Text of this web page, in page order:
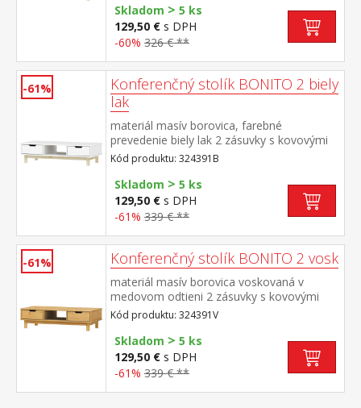
Skladom > 5 ks
129,50 € s DPH
-60% 326 € **
-61%
Konferenčný stolík BONITO 2 biely
lak
materiál masív borovica, farebné
prevedenie biely lak 2 zásuvky s kovovými
pojazdmi
Kód produktu: 324391B
Skladom > 5 ks
129,50 € s DPH
-61% 339 € **
-61% Konferenčný stolík BONITO 2 vosk
materiál masív borovica voskovaná v
medovom odtieni 2 zásuvky s kovovými
pojazdmi
Kód produktu: 324391V
Skladom > 5 ks
129,50 € s DPH
-61% 339 € **